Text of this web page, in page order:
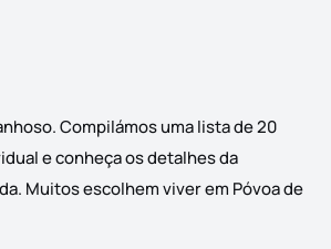
Compilámos uma lista de 20
e conheça os detalhes da
Muitos escolhem viver em Póvoa de